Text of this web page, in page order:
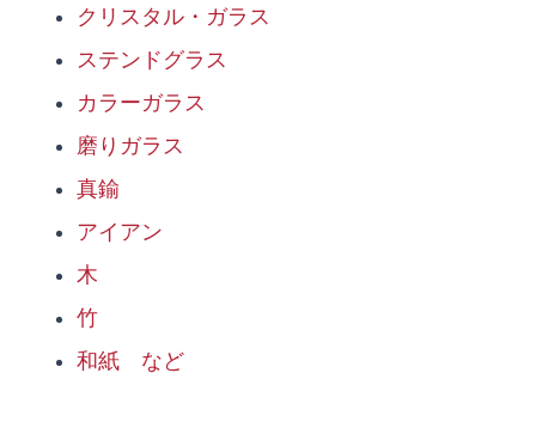
クリスタル・ガラス
ステンドグラス
カラーガラス
磨りガラス
真鍮
アイアン
木
竹
和紙 など